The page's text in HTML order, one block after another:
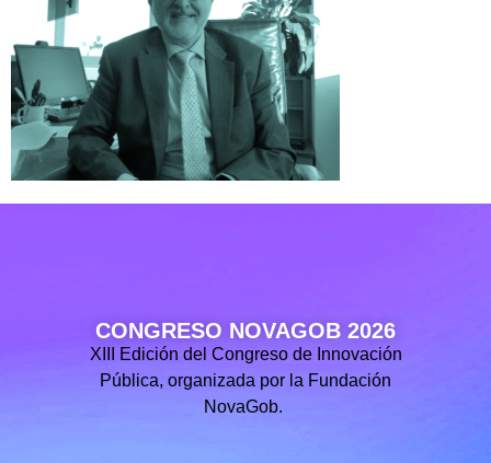
CONGRESO NOVAGOB 2026
XIII Edición del Congreso de Innovación
Pública, organizada por la Fundación
NovaGob.